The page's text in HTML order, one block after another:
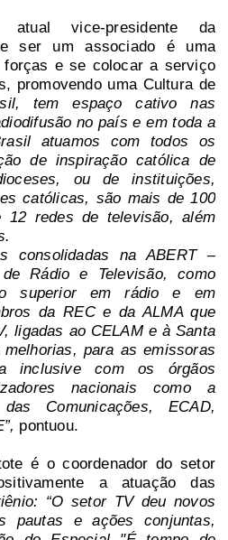
atual vice-presidente da
ser um associado é uma
forças e se colocar a serviço
promovendo uma Cultura de
tem espaço cativo nas
no país e em toda a
atuamos com todos os
de inspiração católica de
ou de instituições,
católicas, são mais de 100
12 redes de televisão, além
consolidadas na ABERT –
Rádio e Televisão, como
superior em rádio e em
da REC e da ALMA que
ligadas ao CELAM e à Santa
para as emissoras
inclusive com os órgãos
nacionais como a
Comunicações, ECAD,
pontuou.
é o coordenador do setor
a atuação das
“O setor TV deu novos
pautas e ações conjuntas,